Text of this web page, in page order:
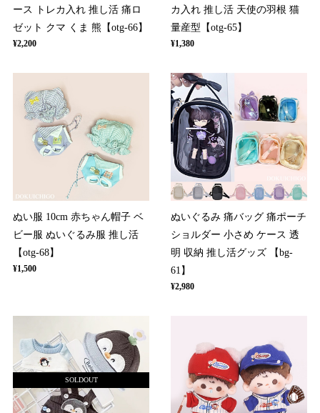
ース トレカ入れ 推し活 痛ロ
ゼット クマ くま 熊【otg-66】
¥2,200
カ入れ 推し活 天使の羽根 猫
量産型【otg-65】
¥1,380
ぬい服 10cm 赤ちゃん帽子 ベ
ビー服 ぬいぐるみ服 推し活
【otg-68】
¥1,500
ぬいぐるみ 痛バッグ 痛ポーチ
ショルダー 小さめ ケース 透
明 収納 推し活グッズ 【bg-
61】
¥2,980
SOLDOUT